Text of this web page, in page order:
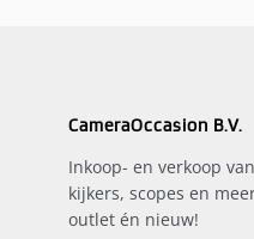
CameraOccasion B.V.
Inkoop- en verkoop
kijkers, scopes en
outlet én nieuw!